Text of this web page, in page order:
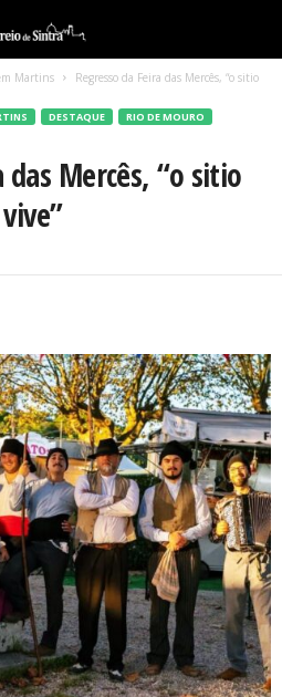
Martins
Regresso da Feira das Mercês, “o sitio
DESTAQUE
RIO DE MOURO
das Mercês, “o sitio